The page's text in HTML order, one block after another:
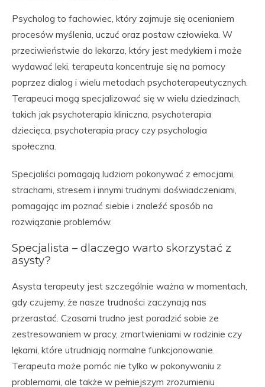
Psycholog to fachowiec, który zajmuje się ocenianiem
procesów myślenia, uczuć oraz postaw człowieka. W
przeciwieństwie do lekarza, który jest medykiem i może
wydawać leki, terapeuta koncentruje się na pomocy
poprzez dialog i wielu metodach psychoterapeutycznych.
Terapeuci mogą specjalizować się w wielu dziedzinach,
takich jak psychoterapia kliniczna, psychoterapia
dziecięca, psychoterapia pracy czy psychologia
społeczna.
Specjaliści pomagają ludziom pokonywać z emocjami,
strachami, stresem i innymi trudnymi doświadczeniami,
pomagając im poznać siebie i znaleźć sposób na
rozwiązanie problemów.
Specjalista – dlaczego warto skorzystać z
asysty?
Asysta terapeuty jest szczególnie ważna w momentach,
gdy czujemy, że nasze trudności zaczynają nas
przerastać. Czasami trudno jest poradzić sobie ze
zestresowaniem w pracy, zmartwieniami w rodzinie czy
lękami, które utrudniają normalne funkcjonowanie.
Terapeuta może pomóc nie tylko w pokonywaniu z
problemami, ale także w pełniejszym zrozumieniu